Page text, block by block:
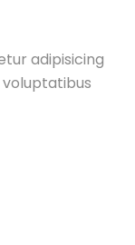
adipisicing